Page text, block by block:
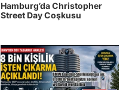
Hamburg’da Christopher
Street Day Coşkusu